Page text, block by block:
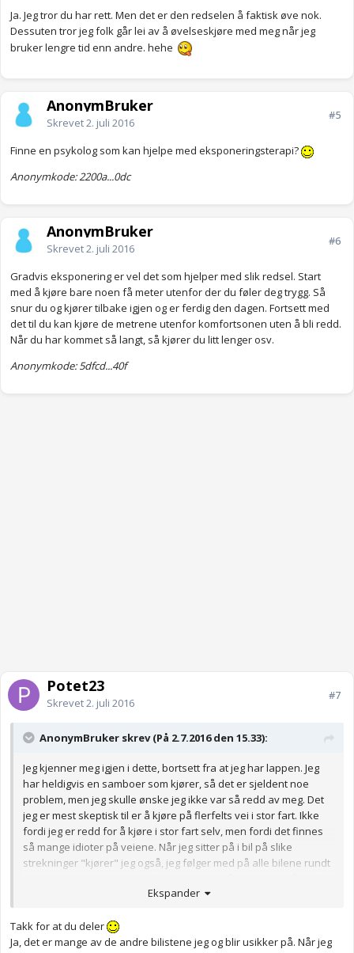
Ja. Jeg tror du har rett. Men det er den redselen å faktisk øve nok.
Dessuten tror jeg folk går lei av å øvelseskjøre med meg når jeg
bruker lengre tid enn andre. hehe
AnonymBruker
Skrevet2. juli 2016
#5
Finne en psykolog som kan hjelpe med eksponeringsterapi?
Anonymkode: 2200a...0dc
AnonymBruker
Skrevet2. juli 2016
#6
Gradvis eksponering er vel det som hjelper med slik redsel. Start
med å kjøre bare noen få meter utenfor der du føler deg trygg. Så
snur du og kjører tilbake igjen og er ferdig den dagen. Fortsett med
det til du kan kjøre de metrene utenfor komfortsonen uten å bli redd.
Når du har kommet så langt, så kjører du litt lenger osv.
Anonymkode: 5dfcd...40f
Potet23
Skrevet2. juli 2016
#7
AnonymBruker skrev (På 2.7.2016 den 15.33):
Jeg kjenner meg igjen i dette, bortsett fra at jeg har lappen. Jeg
har heldigvis en samboer som kjører, så det er sjeldent noe
problem, men jeg skulle ønske jeg ikke var så redd av meg. Det
jeg er mest skeptisk til er å kjøre på flerfelts vei i stor fart. Ikke
fordi jeg er redd for å kjøre i stor fart selv, men fordi det finnes
så mange idioter på veiene. Når jeg sitter på i bil på slike
strekninger "kjører" jeg også, jeg følger med på alle bilene rundt
fil, de ligger svært tett den foran (eller i ræven på meg!) og de
seg på fletting. Så jeg har i grunnen mer enn nok med å følge
med og rope "breeeems!" til samboeren min når vi skal ut på
Ekspander
Takk for at du deler
Ja, det er mange av de andre bilistene jeg og blir usikker på. Når jeg